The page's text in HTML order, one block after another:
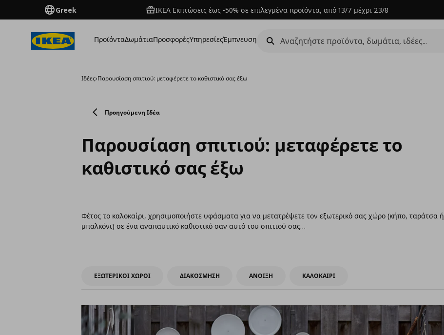
Greek ΙΚΕΑ Εκπτώσεις έως -50% σε επιλεγμένα προϊόντα, από 13/7 μέχρι 23/8
ΠροϊόνταΔωμάτιαΠροσφορέςΥπηρεσίεςΈμπνευση
Ιδέες›Παρουσίαση σπιτιού: μεταφέρετε το καθιστικό σας έξω
Προηγούμενη Ιδέα
Παρουσίαση σπιτιού: μεταφέρετε το
καθιστικό σας έξω
Φέτος το καλοκαίρι, χρησιμοποιήστε υφάσματα για να μετατρέψετε τον εξωτερικό σας χώρο (κήπο, ταράτσα ή
μπαλκόνι) σε ένα αναπαυτικό καθιστικό σαν αυτό του σπιτιού σας…
ΕΞΩΤΕΡΙΚΟΙ ΧΩΡΟΙ ΔΙΑΚΟΣΜΗΣΗ ΑΝΟΙΞΗ ΚΑΛΟΚΑΙΡΙ